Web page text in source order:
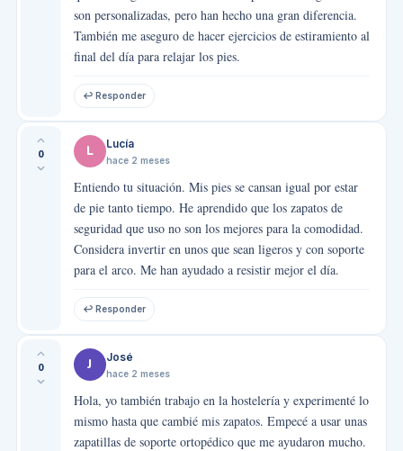
son personalizadas, pero han hecho una gran diferencia.
También me aseguro de hacer ejercicios de estiramiento al
final del día para relajar los pies.
↩ Responder
0 L Lucía
hace 2 meses
Entiendo tu situación. Mis pies se cansan igual por estar
de pie tanto tiempo. He aprendido que los zapatos de
seguridad que uso no son los mejores para la comodidad.
Considera invertir en unos que sean ligeros y con soporte
para el arco. Me han ayudado a resistir mejor el día.
↩ Responder
0 J José
hace 2 meses
Hola, yo también trabajo en la hostelería y experimenté lo
mismo hasta que cambié mis zapatos. Empecé a usar unas
zapatillas de soporte ortopédico que me ayudaron mucho.